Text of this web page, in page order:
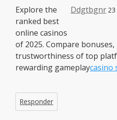
Ddgtbgnr
Explore the
ranked best
online casinos
of 2025. Compare
trustworthiness of top
rewarding gameplaycasino
Responder